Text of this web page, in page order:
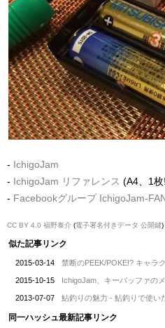
- IchigoJam
- IchigoJam リファレンス (A4、1枚
- Facebookグループ IchigoJam-
CC BY 4.0 福野泰介 (電子署名付きデータ 公開鍵)
似た記事リンク
2015-03-14 禁断のPEEK/POKE!? キャラ
2015-10-15 IchigoJam、キーバッファの
2013-07-07 鮎釣りの魅力 - 鮎釣りで使い
同一ハッシュ最新記事リンク